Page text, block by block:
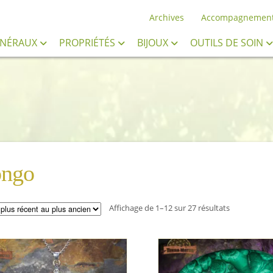
Archives
PROPRIÉTÉS BIJOUX OUTILS DE SOIN
Affichage de 1–12 sur 27 résultatsTrié
récent
au
plus